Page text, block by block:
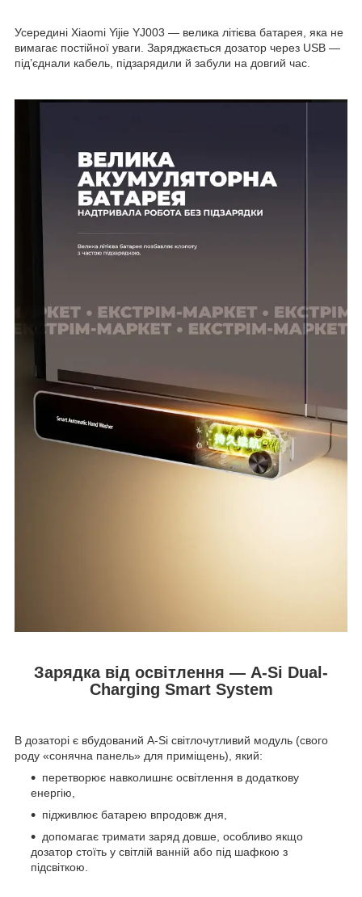
Усередині Xiaomi Yijie YJ003 — велика літієва батарея, яка не
вимагає постійної уваги. Заряджається дозатор через USB —
під’єднали кабель, підзарядили й забули на довгий час.
Зарядка від освітлення — A-Si Dual-
Charging Smart System
В дозаторі є вбудований A-Si світлочутливий модуль (свого
роду «сонячна панель» для приміщень), який:
перетворює навколишнє освітлення в додаткову
енергію,
підживлює батарею впродовж дня,
допомагає тримати заряд довше, особливо якщо
дозатор стоїть у світлій ванній або під шафкою з
підсвіткою.